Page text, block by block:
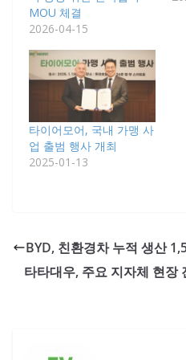
MOU 체결
2026-04-15
타이어모어, 국내 가맹 사
업 출범 행사 개최
2025-01-13
BYD, 친환경차 누적 생산
타타대우, 주요 지자체 현장